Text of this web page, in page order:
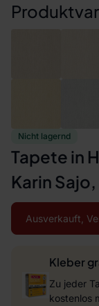
Nicht lagernd
Tapete in
Karin
Ausverkauft,
Kleber
Zu jeder
kostenlos